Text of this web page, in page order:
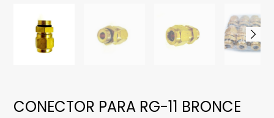
CONECTOR PARA RG-11 BRONCE